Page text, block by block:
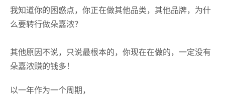
我知道你的困惑点，你正在做其他品类，其他品牌，为什
么要转行做朵嘉浓？
其他原因不说，只说最根本的，你现在在做的， 一定没有
朵嘉浓赚的钱多 ！
以一年作为一个周期，